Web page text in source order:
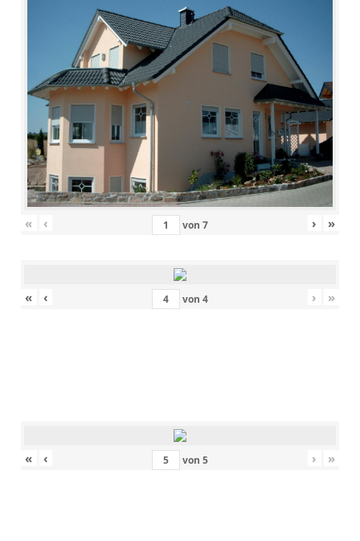
« ‹ von 7 › »
« ‹ von 4 › »
« ‹ von 5 › »